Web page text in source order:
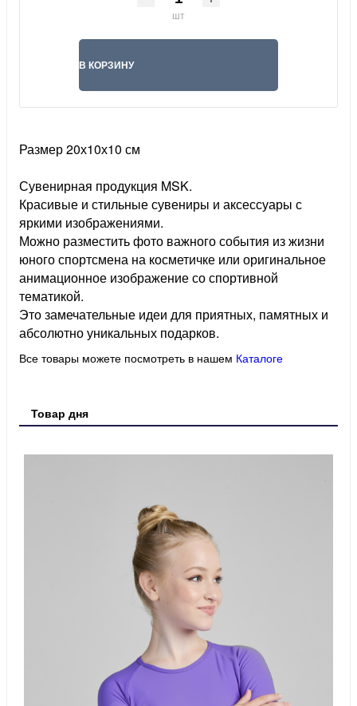
шт
В КОРЗИНУ
Размер 20х10х10 см
Сувенирная продукция MSK.
Красивые и стильные сувениры и аксессуары с
яркими изображениями.
Можно разместить фото важного события из жизни
юного спортсмена на косметичке или оригинальное
анимационное изображение со спортивной
тематикой.
Это замечательные идеи для приятных, памятных и
абсолютно уникальных подарков.
Все товары можете посмотреть в нашем Каталоге
Товар дня